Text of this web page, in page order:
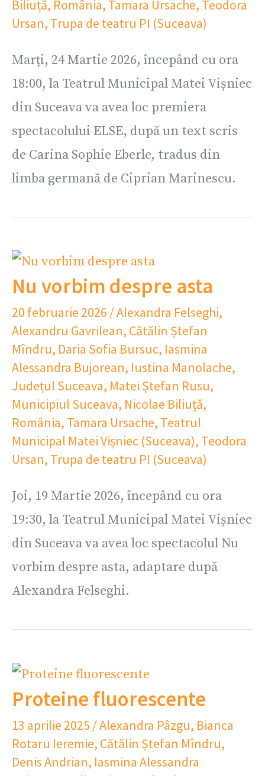
Biliuță, România, Tamara Ursache, Teodora
Ursan, Trupa de teatru PI (Suceava)
Marți, 24 Martie 2026, începând cu ora
18:00, la Teatrul Municipal Matei Vișniec
din Suceava va avea loc premiera
spectacolului ELSE, după un text scris
de Carina Sophie Eberle, tradus din
limba germană de Ciprian Marinescu.
Nu vorbim despre asta
20 februarie 2026 /Alexandra Felseghi,
Alexandru Gavrilean, Cătălin Ștefan
Mîndru, Daria Sofia Bursuc, Iasmina
Alessandra Bujorean, Iustina Manolache,
Județul Suceava, Matei Ștefan Rusu,
Municipiul Suceava, Nicolae Biliuță,
România, Tamara Ursache, Teatrul
Municipal Matei Vișniec (Suceava), Teodora
Ursan, Trupa de teatru PI (Suceava)
Joi, 19 Martie 2026, începând cu ora
19:30, la Teatrul Municipal Matei Vișniec
din Suceava va avea loc spectacolul Nu
vorbim despre asta, adaptare după
Alexandra Felseghi.
Proteine fluorescente
13 aprilie 2025 /Alexandra Pâzgu, Bianca
Rotaru Ieremie, Cătălin Ștefan Mîndru,
Denis Andrian, Iasmina Alessandra